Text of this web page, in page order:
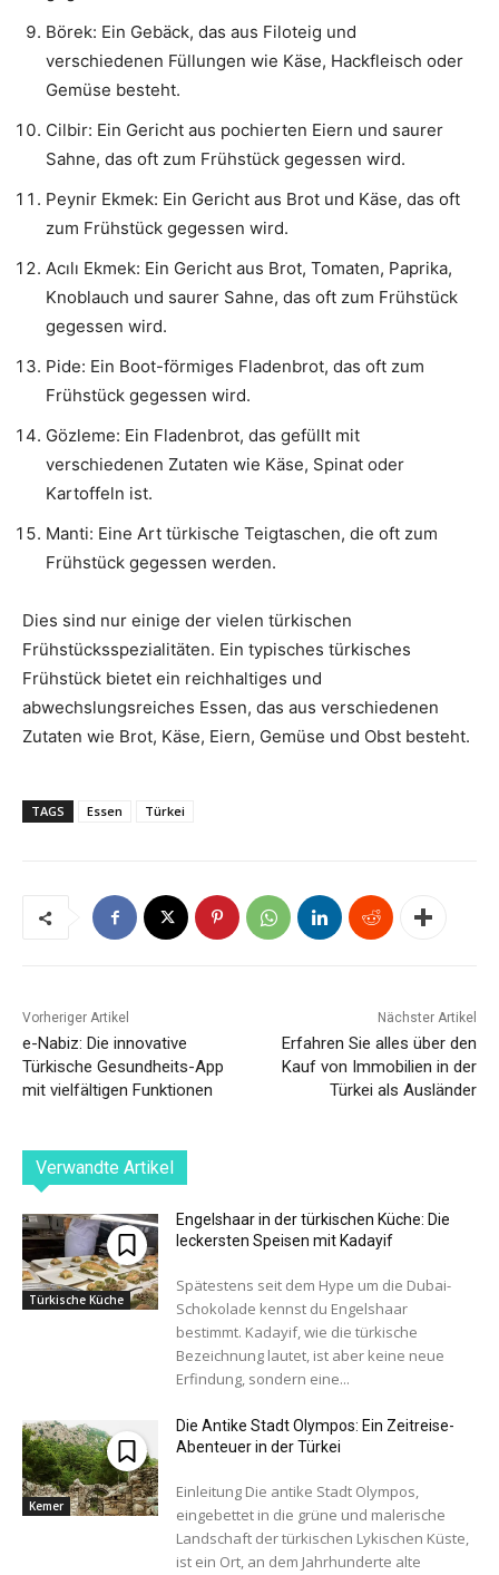
Börek: Ein Gebäck, das aus Filoteig und
verschiedenen Füllungen wie Käse, Hackfleisch oder
Gemüse besteht.
Cilbir: Ein Gericht aus pochierten Eiern und saurer
Sahne, das oft zum Frühstück gegessen wird.
Peynir Ekmek: Ein Gericht aus Brot und Käse, das oft
zum Frühstück gegessen wird.
Acılı Ekmek: Ein Gericht aus Brot, Tomaten, Paprika,
Knoblauch und saurer Sahne, das oft zum Frühstück
gegessen wird.
Pide: Ein Boot-förmiges Fladenbrot, das oft zum
Frühstück gegessen wird.
Gözleme: Ein Fladenbrot, das gefüllt mit
verschiedenen Zutaten wie Käse, Spinat oder
Kartoffeln ist.
Manti: Eine Art türkische Teigtaschen, die oft zum
Frühstück gegessen werden.
Dies sind nur einige der vielen türkischen
Frühstücksspezialitäten. Ein typisches türkisches
Frühstück bietet ein reichhaltiges und
abwechslungsreiches Essen, das aus verschiedenen
Zutaten wie Brot, Käse, Eiern, Gemüse und Obst besteht.
TAGS Essen Türkei
Vorheriger Artikel
e-Nabiz: Die innovative
Türkische Gesundheits-App
mit vielfältigen Funktionen
Nächster Artikel
Erfahren Sie alles über den
Kauf von Immobilien in der
Türkei als Ausländer
Verwandte Artikel
Türkische Küche
Engelshaar in der türkischen Küche: Die
leckersten Speisen mit Kadayif
Spätestens seit dem Hype um die Dubai-
Schokolade kennst du Engelshaar
bestimmt. Kadayif, wie die türkische
Bezeichnung lautet, ist aber keine neue
Erfindung, sondern eine...
Kemer
Die Antike Stadt Olympos: Ein Zeitreise-
Abenteuer in der Türkei
Einleitung Die antike Stadt Olympos,
eingebettet in die grüne und malerische
Landschaft der türkischen Lykischen Küste,
ist ein Ort, an dem Jahrhunderte alte